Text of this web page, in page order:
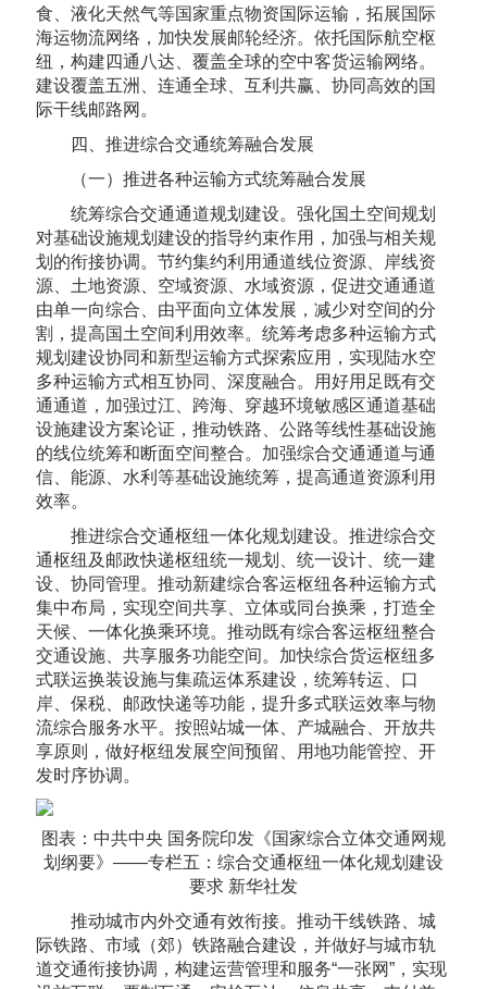
食、液化天然气等国家重点物资国际运输，拓展国际
海运物流网络，加快发展邮轮经济。依托国际航空枢
纽，构建四通八达、覆盖全球的空中客货运输网络。
建设覆盖五洲、连通全球、互利共赢、协同高效的国
际干线邮路网。
四、推进综合交通统筹融合发展
（一）推进各种运输方式统筹融合发展
统筹综合交通通道规划建设。强化国土空间规划
对基础设施规划建设的指导约束作用，加强与相关规
划的衔接协调。节约集约利用通道线位资源、岸线资
源、土地资源、空域资源、水域资源，促进交通通道
由单一向综合、由平面向立体发展，减少对空间的分
割，提高国土空间利用效率。统筹考虑多种运输方式
规划建设协同和新型运输方式探索应用，实现陆水空
多种运输方式相互协同、深度融合。用好用足既有交
通通道，加强过江、跨海、穿越环境敏感区通道基础
设施建设方案论证，推动铁路、公路等线性基础设施
的线位统筹和断面空间整合。加强综合交通通道与通
信、能源、水利等基础设施统筹，提高通道资源利用
效率。
推进综合交通枢纽一体化规划建设。推进综合交
通枢纽及邮政快递枢纽统一规划、统一设计、统一建
设、协同管理。推动新建综合客运枢纽各种运输方式
集中布局，实现空间共享、立体或同台换乘，打造全
天候、一体化换乘环境。推动既有综合客运枢纽整合
交通设施、共享服务功能空间。加快综合货运枢纽多
式联运换装设施与集疏运体系建设，统筹转运、口
岸、保税、邮政快递等功能，提升多式联运效率与物
流综合服务水平。按照站城一体、产城融合、开放共
享原则，做好枢纽发展空间预留、用地功能管控、开
发时序协调。
图表：中共中央 国务院印发《国家综合立体交通网规
划纲要》——专栏五：综合交通枢纽一体化规划建设
要求 新华社发
推动城市内外交通有效衔接。推动干线铁路、城
际铁路、市域（郊）铁路融合建设，并做好与城市轨
道交通衔接协调，构建运营管理和服务“一张网”，实现